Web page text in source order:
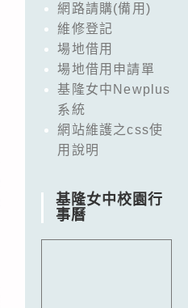
網路請購(備用)
維修登記
場地借用
場地借用申請單
基隆女中Newplus
系統
網站維護之css使
用說明
基隆女中校園行
事曆